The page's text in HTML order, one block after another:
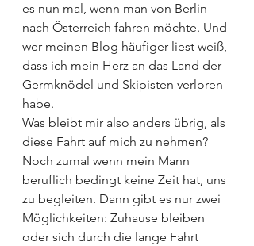
es nun mal, wenn man von Berlin
nach Österreich fahren möchte. Und
wer meinen Blog häufiger liest weiß,
dass ich mein Herz an das Land der
Germknödel und Skipisten verloren
habe.
Was bleibt mir also anders übrig, als
diese Fahrt auf mich zu nehmen?
Noch zumal wenn mein Mann
beruflich bedingt keine Zeit hat, uns
zu begleiten. Dann gibt es nur zwei
Möglichkeiten: Zuhause bleiben
oder sich durch die lange Fahrt